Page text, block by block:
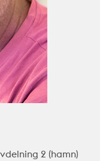
2 (hamn)